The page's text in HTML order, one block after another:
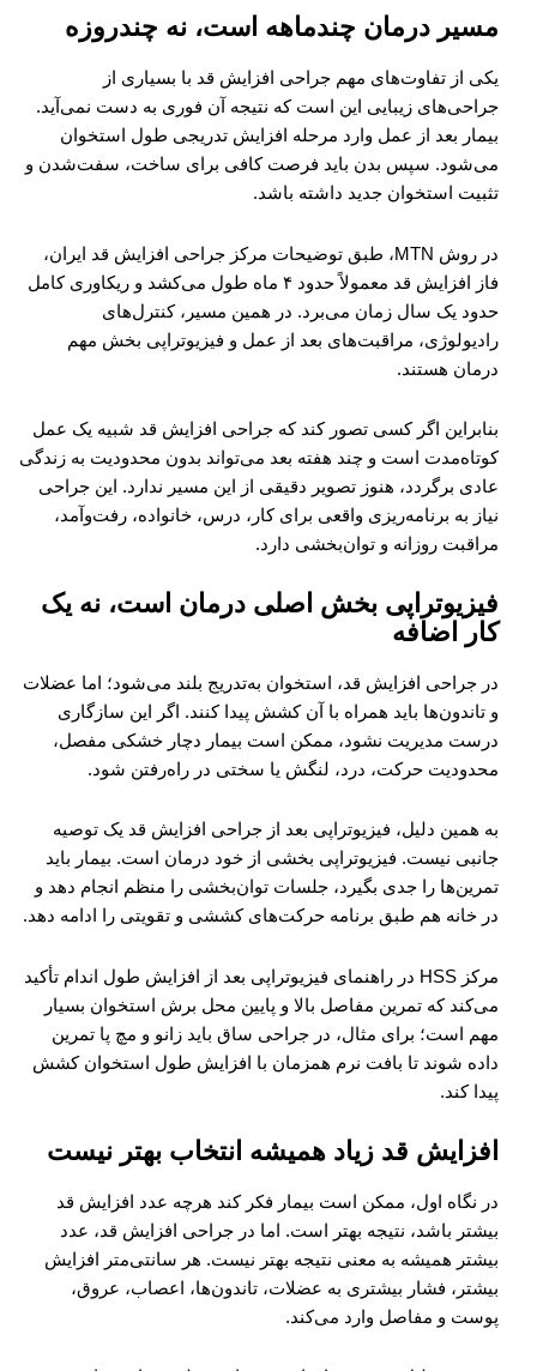
مسیر درمان چندماهه است، نه چندروزه
یکی از تفاوت‌های مهم جراحی افزایش قد با بسیاری از
جراحی‌های زیبایی این است که نتیجه آن فوری به دست نمی‌آید.
بیمار بعد از عمل وارد مرحله افزایش تدریجی طول استخوان
می‌شود. سپس بدن باید فرصت کافی برای ساخت، سفت‌شدن و
تثبیت استخوان جدید داشته باشد.
در روش MTN، طبق توضیحات مرکز جراحی افزایش قد ایران،
فاز افزایش قد معمولاً حدود ۴ ماه طول می‌کشد و ریکاوری کامل
حدود یک سال زمان می‌برد. در همین مسیر، کنترل‌های
رادیولوژی، مراقبت‌های بعد از عمل و فیزیوتراپی بخش مهم
درمان هستند.
بنابراین اگر کسی تصور کند که جراحی افزایش قد شبیه یک عمل
کوتاه‌مدت است و چند هفته بعد می‌تواند بدون محدودیت به زندگی
عادی برگردد، هنوز تصویر دقیقی از این مسیر ندارد. این جراحی
نیاز به برنامه‌ریزی واقعی برای کار، درس، خانواده، رفت‌وآمد،
مراقبت روزانه و توان‌بخشی دارد.
فیزیوتراپی بخش اصلی درمان است، نه یک
کار اضافه
در جراحی افزایش قد، استخوان به‌تدریج بلند می‌شود؛ اما عضلات
و تاندون‌ها باید همراه با آن کشش پیدا کنند. اگر این سازگاری
درست مدیریت نشود، ممکن است بیمار دچار خشکی مفصل،
محدودیت حرکت، درد، لنگش یا سختی در راه‌رفتن شود.
به همین دلیل، فیزیوتراپی بعد از جراحی افزایش قد یک توصیه
جانبی نیست. فیزیوتراپی بخشی از خود درمان است. بیمار باید
تمرین‌ها را جدی بگیرد، جلسات توان‌بخشی را منظم انجام دهد و
در خانه هم طبق برنامه حرکت‌های کششی و تقویتی را ادامه دهد.
مرکز HSS در راهنمای فیزیوتراپی بعد از افزایش طول اندام تأکید
می‌کند که تمرین مفاصل بالا و پایین محل برش استخوان بسیار
مهم است؛ برای مثال، در جراحی ساق باید زانو و مچ پا تمرین
داده شوند تا بافت نرم همزمان با افزایش طول استخوان کشش
پیدا کند.
افزایش قد زیاد همیشه انتخاب بهتر نیست
در نگاه اول، ممکن است بیمار فکر کند هرچه عدد افزایش قد
بیشتر باشد، نتیجه بهتر است. اما در جراحی افزایش قد، عدد
بیشتر همیشه به معنی نتیجه بهتر نیست. هر سانتی‌متر افزایش
بیشتر، فشار بیشتری به عضلات، تاندون‌ها، اعصاب، عروق،
پوست و مفاصل وارد می‌کند.